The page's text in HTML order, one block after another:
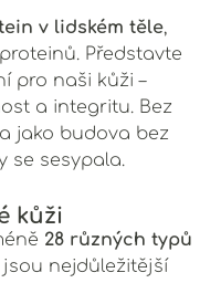
v lidském těle,
Představte
pro naši kůži –
a integritu. Bez
jako budova bez
se sesypala.
kůži
28 různých typů
jsou nejdůležitější